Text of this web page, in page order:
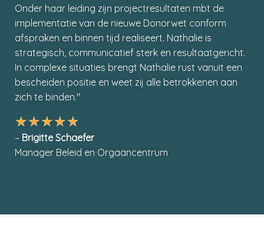
Onder haar leiding zijn projectresultaten mbt de
implementatie van de nieuwe Donorwet conform
afspraken en binnen tijd realiseert. Nathalie is
strategisch, communicatief sterk en resultaatgericht.
In complexe situaties brengt Nathalie rust vanuit een
bescheiden positie en weet zij alle betrokkenen aan
zich te binden."
★★★★★
– Brigitte Schaefer
Manager Beleid en Orgaancentrum